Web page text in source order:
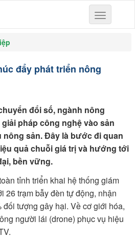
Toggle
navigation
đẩy phát triển nông
đổi số, ngành nông
pháp công nghệ vào sản
nông sản. Đây là bước đi quan
quả chuỗi giá trị và hướng tới
bền vững.
tỉnh triển khai hệ thống giám
26 trạm bẫy đèn tự động, nhận
tượng gây hại. Về cơ giới hóa,
người lái (drone) phục vụ hiệu